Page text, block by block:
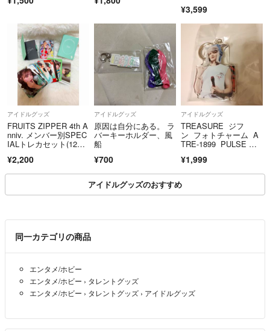
¥3,599
アイドルグッズ
FRUITS ZIPPER 4th A
nniv. メンバー別SPEC
IALトレカセット(12枚
¥2,200
アイドルグッズ
原因は自分にある。 ラ
バーキーホルダー、風
船
¥700
アイドルグッズ
TREASURE ジフ
ン フォトチャーム A
TRE-1899 PULSE O
ー フォトキー
¥1,999
アイドルグッズのおすすめ
同一カテゴリの商品
エンタメ/ホビー
エンタメ/ホビー › タレントグッズ
エンタメ/ホビー › タレントグッズ › アイドルグッズ